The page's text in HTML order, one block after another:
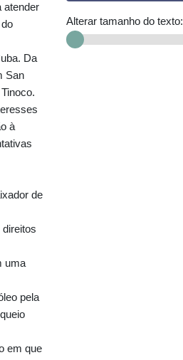
atender
Da
San
à
de
uma
pela
em que
Alterar tamanho do texto: